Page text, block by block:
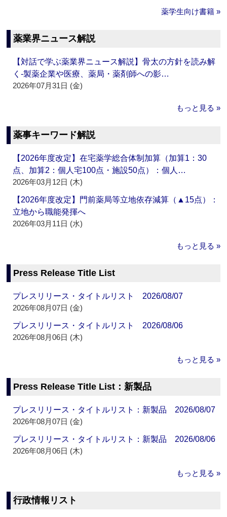
薬学生向け書籍 »
薬業界ニュース解説
【対話で学ぶ薬業界ニュース解説】骨太の方針を読み解
く‐製薬企業や医療、薬局・薬剤師への影…
2026年07月31日 (金)
もっと見る »
薬事キーワード解説
【2026年度改定】在宅薬学総合体制加算（加算1：30
点、加算2：個人宅100点・施設50点）：個人…
2026年03月12日 (木)
【2026年度改定】門前薬局等立地依存減算（▲15点）：
立地から職能発揮へ
2026年03月11日 (水)
もっと見る »
Press Release Title List
プレスリリース・タイトルリスト 2026/08/07
2026年08月07日 (金)
プレスリリース・タイトルリスト 2026/08/06
2026年08月06日 (木)
もっと見る »
Press Release Title List：新製品
プレスリリース・タイトルリスト：新製品 2026/08/07
2026年08月07日 (金)
プレスリリース・タイトルリスト：新製品 2026/08/06
2026年08月06日 (木)
もっと見る »
行政情報リスト